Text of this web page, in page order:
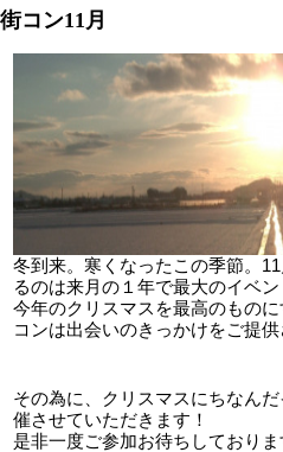
街コン11月
冬到来。寒くなったこの季節。
るのは来月の１年で最大のイベン
今年のクリスマス を最高のもの
コンは出会いのきっかけをご提供
その為に、クリスマスにちなん
催させていただきます！
是非一度ご参加お待ちしておりま